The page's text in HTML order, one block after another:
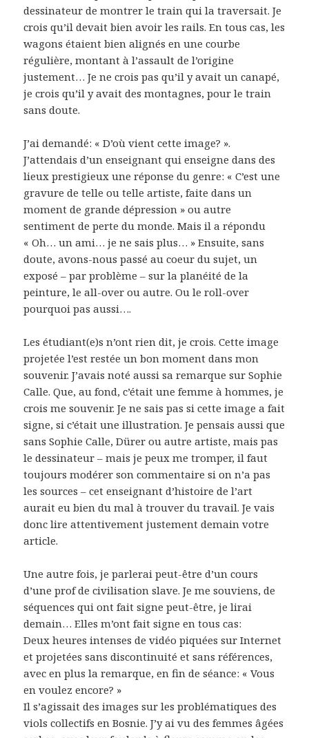
dessinateur de montrer le train qui la traversait. Je
crois qu’il devait bien avoir les rails. En tous cas, les
wagons étaient bien alignés en une courbe
régulière, montant à l’assault de l’origine
justement… Je ne crois pas qu’il y avait un canapé,
je crois qu’il y avait des montagnes, pour le train
sans doute.
J’ai demandé: « D’où vient cette image? ».
J’attendais d’un enseignant qui enseigne dans des
lieux prestigieux une réponse du genre: « C’est une
gravure de telle ou telle artiste, faite dans un
moment de grande dépression » ou autre
sentiment de perte du monde. Mais il a répondu
« Oh… un ami… je ne sais plus… » Ensuite, sans
doute, avons-nous passé au coeur du sujet, un
exposé – par problème – sur la planéité de la
peinture, le all-over ou autre. Ou le roll-over
pourquoi pas aussi….
Les étudiant(e)s n’ont rien dit, je crois. Cette image
projetée l’est restée un bon moment dans mon
souvenir. J’avais noté aussi sa remarque sur Sophie
Calle. Que, au fond, c’était une femme à hommes, je
crois me souvenir. Je ne sais pas si cette image a fait
signe, si c’était une illustration. Je pensais aussi que
sans Sophie Calle, Dürer ou autre artiste, mais pas
le dessinateur – mais je peux me tromper, il faut
toujours modérer son commentaire si on n’a pas
les sources – cet enseignant d’histoire de l’art
aurait eu bien du mal à trouver du travail. Je vais
donc lire attentivement justement demain votre
article.
Une autre fois, je parlerai peut-être d’un cours
d’une prof de civilisation slave. Je me souviens, de
séquences qui ont fait signe peut-être, je lirai
demain… Elles m’ont fait signe en tous cas:
Deux heures intenses de vidéo piquées sur Internet
et projetées sans discontinuité et sans références,
avec en plus la remarque, en fin de séance: « Vous
en voulez encore? »
Il s’agissait des images sur les problématiques des
viols collectifs en Bosnie. J’y ai vu des femmes âgées